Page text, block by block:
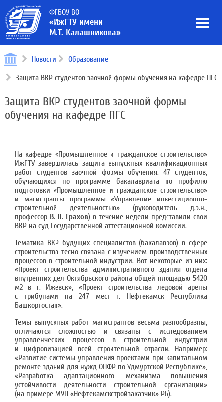
ФГБОУ ВО
«ИжГТУ имени
М.Т. Калашникова»
Новости Образование
Защита ВКР студентов заочной формы обучения на кафедре ПГС
Защита ВКР студентов заочной формы
обучения на кафедре ПГС
На кафедре «Промышленное и гражданское строительство»
ИжГТУ завершилась защита выпускных квалификационных
работ студентов заочной формы обучения. 47 студентов,
обучающихся по программе бакалавриата по профилю
подготовки «Промышленное и гражданское строительство»
и магистранты программы «Управление инвестиционно-
строительной деятельностью» (руководитель д.э.н.,
профессор В. П. Грахов) в течение недели представили свои
ВКР на суд Государственной аттестационной комиссии.
Тематика ВКР будущих специалистов (бакалавров) в сфере
строительства тесно связана с изучением производственных
процессов в строительной индустрии. Вот некоторые из них:
«Проект строительства административного здания отдела
внутренних дел Октябрьского района общей площадью 5420
м2 в г. Ижевск», «Проект строительства ледовой арены
с трибунами на 247 мест г. Нефтекамск Республика
Башкортостан».
Темы выпускных работ магистрантов весьма разнообразны,
отличаются сложностью и связаны с исследованием
управленческих процессов в строительной индустрии
и цифровизацией всей строительной отрасли. Например:
«Развитие системы управления проектами при капитальном
ремонте зданий для нужд ОПФР по Удмуртской Республике»,
«Разработка адаптационного механизма повышения
устойчивости деятельности строительной организации»
(на примере МУП «Нефтекамскстройзаказчик» РБ).